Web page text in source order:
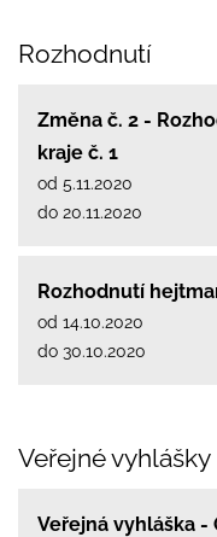
Rozhodnutí
Změna č. 2 -
kraje č. 1
od 5.11.2020
do 20.11.2020
Rozhodnutí
od 14.10.2020
do 30.10.2020
Veřejné vyhlášky
Veřejná vyhláška